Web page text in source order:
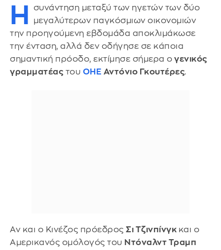
Η
συνάντηση μεταξύ των ηγετών των δύο
μεγαλύτερων παγκόσμιων οικονομιών
την προηγούμενη εβδομάδα αποκλιμάκωσε
την ένταση, αλλά δεν οδήγησε σε κάποια
σημαντική πρόοδο, εκτίμησε σήμερα ο γενικός
γραμματέας του ΟΗΕ Αντόνιο Γκουτέρες.
Αν και ο Κινέζος πρόεδρος Σι Τζινπίνγκ και ο
Αμερικανός ομόλογός του Ντόναλντ Τραμπ